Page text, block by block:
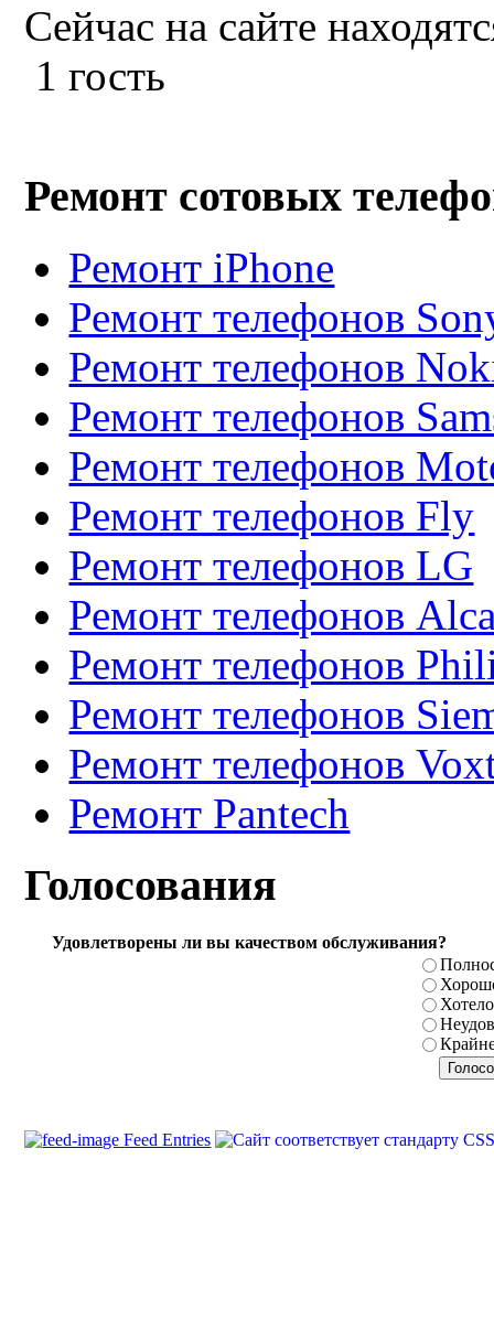
Сейчас на сайте
1 гость
Ремонт сотовых
Ремонт iPhone
Ремонт телефонов
Ремонт телефонов
Ремонт телефонов
Ремонт телефонов
Ремонт телефонов Fly
Ремонт телефонов LG
Ремонт телефонов
Ремонт телефонов
Ремонт телефонов
Ремонт телефонов
Ремонт Pantech
Голосования
Удовлетворены ли вы качеством обслуживания?
Feed Entries